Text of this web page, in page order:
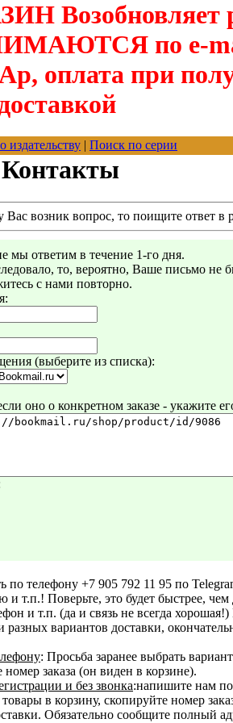
Возобновляет
по e-
оплата при
издательству | Поиск по серии
Вас возник вопрос, то поищите ответ в
мы ответим в течение 1-го дня.
то, вероятно, Ваше письмо не
с нами повторно.
(выберите из списка):
оно о конкретном заказе - укажите
по телефону +7 905 792 11 95 по
и т.п.! Поверьте, это будет быстрее,
и т.п. (да и связь не всегда
разных вариантов доставки,
: Просьба заранее выбрать
заказа (он виден в корзине).
и без звонка:напишите нам
в корзину, скопируйте номер
Обязательно сообщите полный